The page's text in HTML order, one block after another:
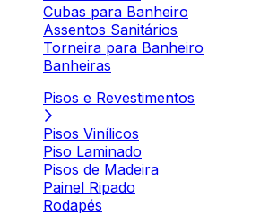
Cubas para Banheiro
Assentos Sanitários
Torneira para Banheiro
Banheiras
Pisos e Revestimentos
Pisos Vinílicos
Piso Laminado
Pisos de Madeira
Painel Ripado
Rodapés